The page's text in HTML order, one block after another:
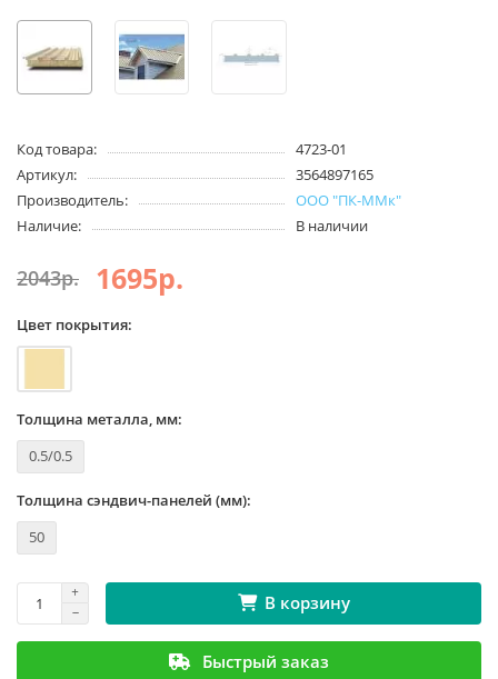
Код товара:
4723-01
Артикул:
3564897165
Производитель:
ООО "ПК-ММк"
Наличие:
В наличии
2043р. 1695р.
Цвет покрытия:
Толщина металла, мм:
0.5/0.5
Толщина сэндвич-панелей (мм):
50
В корзину
Быстрый заказ